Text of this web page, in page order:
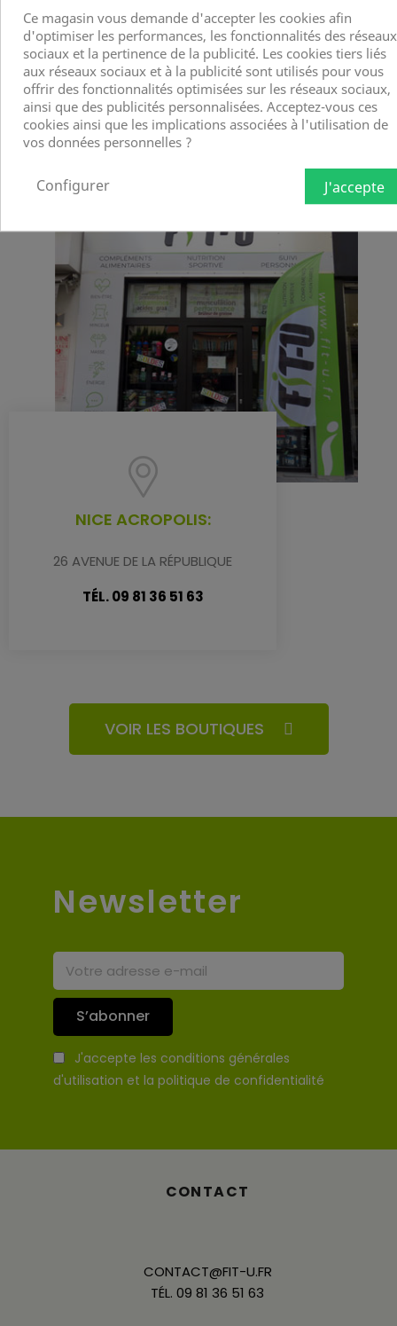
NICE JEAN MÉDECIN:
17 AVENUE JEAN MÉDECIN,
PASSAGE VICTOR HUGO
TÉL. 09 81 96 97 88
NICE ACROPOLIS:
26 AVENUE DE LA RÉPUBLIQUE
TÉL. 09 81 36 51 63
VOIR LES BOUTIQUES
Newsletter
S’abonner
J'accepte les conditions générales
d'utilisation et la politique de confidentialité
CONTACT
CONTACT@FIT-U.FR
TÉL. 09 81 36 51 63
Ce magasin vous demande d'accepter les cookies afin
d'optimiser les performances, les fonctionnalités des réseaux
sociaux et la pertinence de la publicité. Les cookies tiers liés
aux réseaux sociaux et à la publicité sont utilisés pour vous
offrir des fonctionnalités optimisées sur les réseaux sociaux,
ainsi que des publicités personnalisées. Acceptez-vous ces
cookies ainsi que les implications associées à l'utilisation de
vos données personnelles ?
J'accepte
Configurer